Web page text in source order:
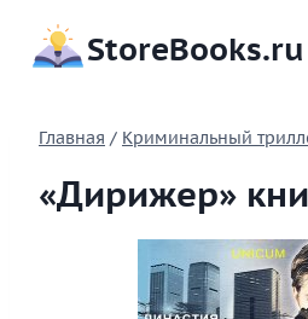
содержимому
StoreBooks.ru
Главная / Криминальный
«Дирижер»